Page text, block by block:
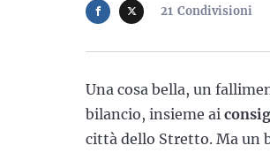
21 Condivisioni
Una cosa bella, un
bilancio, insieme ai
città dello Stretto. Ma un